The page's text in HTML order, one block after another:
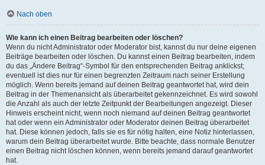
Nach oben
Wie kann ich einen Beitrag bearbeiten oder löschen?
Wenn du nicht Administrator oder Moderator bist, kannst du nur deine eigenen
Beiträge bearbeiten oder löschen. Du kannst einen Beitrag bearbeiten, indem
du das „Ändere Beitrag“-Symbol für den entsprechenden Beitrag anklickst;
eventuell ist dies nur für einen begrenzten Zeitraum nach seiner Erstellung
möglich. Wenn bereits jemand auf deinen Beitrag geantwortet hat, wird dein
Beitrag in der Themenansicht als überarbeitet gekennzeichnet. Es wird sowohl
die Anzahl als auch der letzte Zeitpunkt der Bearbeitungen angezeigt. Dieser
Hinweis erscheint nicht, wenn noch niemand auf deinen Beitrag geantwortet
hat oder wenn ein Administrator oder Moderator deinen Beitrag überarbeitet
hat. Diese können jedoch, falls sie es für nötig halten, eine Notiz hinterlassen,
warum dein Beitrag überarbeitet wurde. Bitte beachte, dass normale Benutzer
einen Beitrag nicht löschen können, wenn bereits jemand darauf geantwortet
hat.